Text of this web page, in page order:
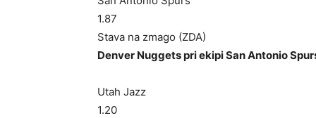
1.87
Stava na zmago (ZDA)
Denver Nuggets pri ekipi San Antonio
Utah Jazz
1.20